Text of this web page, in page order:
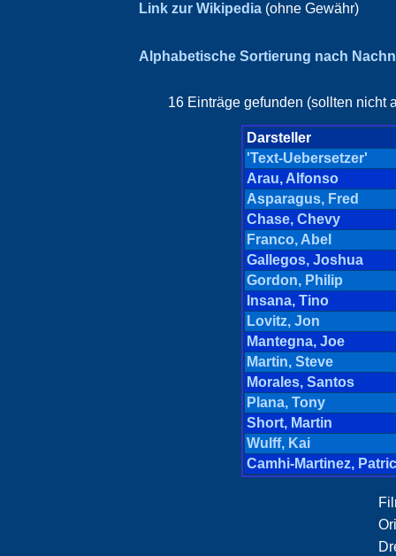
Link zur Wikipedia (ohne Gewähr)
Alphabetische Sortierung nach
16 Einträge gefunden (sollten nicht
Darsteller
'Text-Uebersetzer'
Arau, Alfonso
Asparagus, Fred
Chase, Chevy
Franco, Abel
Gallegos, Joshua
Gordon, Philip
Insana, Tino
Lovitz, Jon
Mantegna, Joe
Martin, Steve
Morales, Santos
Plana, Tony
Short, Martin
Wulff, Kai
Camhi-Martinez,